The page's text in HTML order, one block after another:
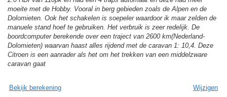
moeite met de Hobby. Vooral in berg gebieden zoals de Alpen en de
Dolomieten. Ook het schakelen is soepeler waardoor ik maar zelden de
manuele stand hoef te gebruiken. Het verbruik is zeer redelijk. De
boordcomputer berekende over een traject van 2600 km(Nederland-
Dolomieten) waarvan haast alles rijdend met de caravan 1: 10,4. Deze
Citroen is een aanrader als het om het trekken van een middelzware
caravan gaat
Bekijk berekening Wijzigen